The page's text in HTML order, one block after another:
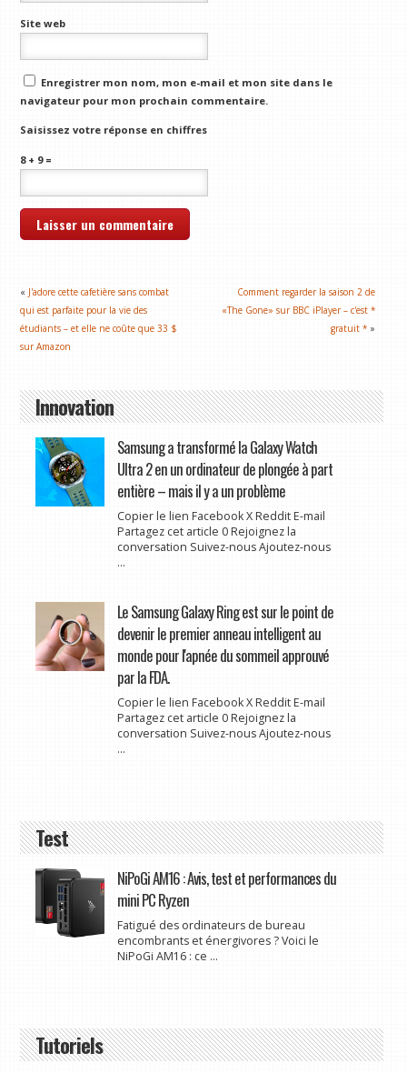
Site web
Enregistrer mon nom, mon e-mail et mon site dans le
navigateur pour mon prochain commentaire.
Saisissez votre réponse en chiffres
8 + 9 =
« J'adore cette cafetière sans combat
qui est parfaite pour la vie des
étudiants – et elle ne coûte que 33 $
sur Amazon
Comment regarder la saison 2 de
«The Gone» sur BBC iPlayer – c'est *
gratuit * »
Innovation
Samsung a transformé la Galaxy Watch
Ultra 2 en un ordinateur de plongée à part
entière – mais il y a un problème
Copier le lien Facebook X Reddit E-mail
Partagez cet article 0 Rejoignez la
conversation Suivez-nous Ajoutez-nous
...
Le Samsung Galaxy Ring est sur le point de
devenir le premier anneau intelligent au
monde pour l'apnée du sommeil approuvé
par la FDA.
Copier le lien Facebook X Reddit E-mail
Partagez cet article 0 Rejoignez la
conversation Suivez-nous Ajoutez-nous
...
Test
NiPoGi AM16 : Avis, test et performances du
mini PC Ryzen
Fatigué des ordinateurs de bureau
encombrants et énergivores ? Voici le
NiPoGi AM16 : ce ...
Tutoriels